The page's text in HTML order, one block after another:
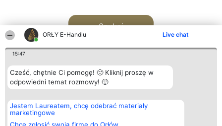
ORŁY E-Handlu Live chat
15:47
Cześć, chętnie Ci pomogę! 🙂 Kliknij proszę w
odpowiedni temat rozmowy! 🙂
Jestem Laureatem, chcę odebrać materiały
marketingowe
Szukaj
Organizator plebiscytu
Bright Side Solutions sp. z o.
o. sp. k.
ul. Ruska 22
Plebiscyt
Laureaci
wszystkich
Kontakt
Kontakt